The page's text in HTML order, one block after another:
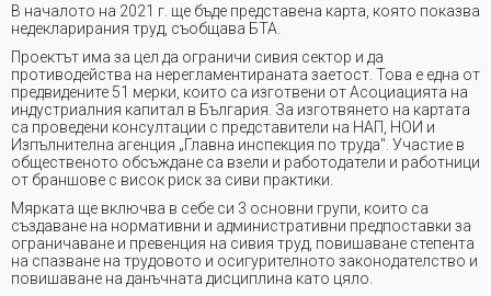
В началото на 2021 г. ще бъде представена карта, която показва
недекларирания труд, съобщава БТА.
Проектът има за цел да ограничи сивия сектор и да
противодейства на нерегламентираната заетост. Това е една от
предвидените 51 мерки, които са изготвени от Асоциацията на
индустриалния капитал в България. За изготвянето на картата
са проведени консултации с представители на НАП, НОИ и
Изпълнителна агенция „Главна инспекция по труда". Участие в
общественото обсъждане са взели и работодатели и работници
от браншове с висок риск за сиви практики.
Мярката ще включва в себе си 3 основни групи, които са
създаване на нормативни и административни предпоставки за
ограничаване и превенция на сивия труд, повишаване степента
на спазване на трудовото и осигурителното законодателство и
повишаване на данъчната дисциплина като цяло.